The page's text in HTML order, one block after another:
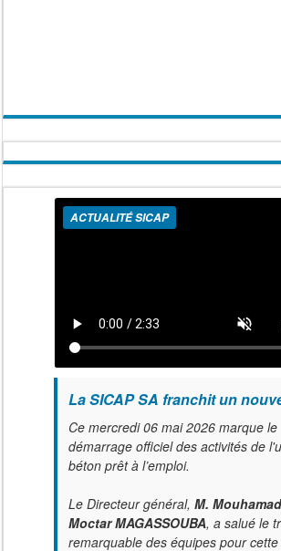
ACTUALITÉ SICAP
La SICAP SA franchit un
Ce mercredi 06 mai 2026 marque le
démarrage officiel des activités de
béton prêt à l’emploi.
Le Directeur général, M.
Moctar MAGASSOUBA, a salué le
remarquable des équipes pour